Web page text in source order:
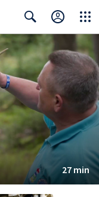
Search Close
27 min